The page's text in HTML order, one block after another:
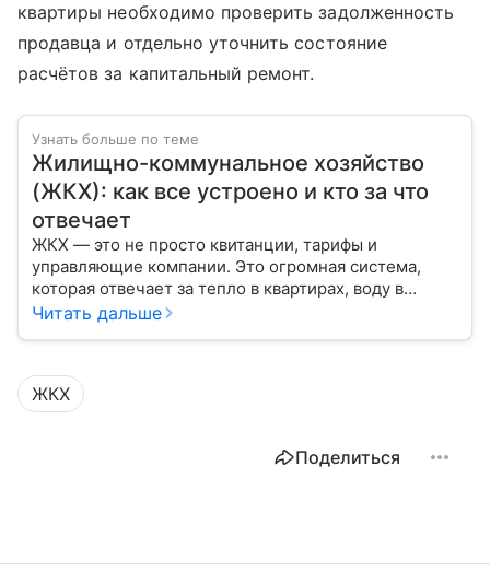
квартиры необходимо проверить задолженность
продавца и отдельно уточнить состояние
расчётов за капитальный ремонт.
Узнать больше по теме
Жилищно-коммунальное хозяйство
(ЖКХ): как все устроено и кто за что
отвечает
ЖКХ — это не просто квитанции, тарифы и
управляющие компании. Это огромная система,
которая отвечает за тепло в квартирах, воду в
кране, освещение улиц и чистоту во дворах.
Читать дальше
ЖКХ
Поделиться